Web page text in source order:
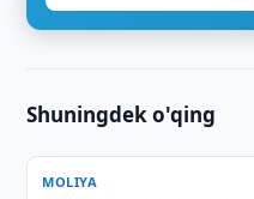
Shuningdek o'qing
MOLIYA